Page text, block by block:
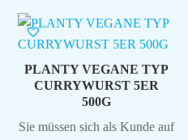
PLANTY VEGANE TYP
CURRYWURST 5ER
500G
Sie müssen sich als Kunde auf